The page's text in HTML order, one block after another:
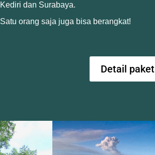
Kediri dan Surabaya.
Satu orang saja juga bisa berangkat!
Detail paket